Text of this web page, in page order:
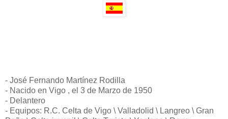
- José Fernando Martínez Rodilla
- Nacido en Vigo , el 3 de Marzo de 1950
- Delantero
- Equipos: R.C. Celta de Vigo \ Valladolid \ Langreo \ Gran